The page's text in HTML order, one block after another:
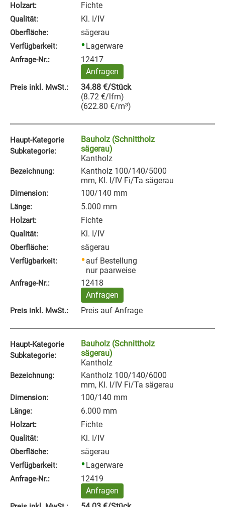
Holzart: Fichte
Qualität: Kl. I/IV
Oberfläche: sägerau
Verfügbarkeit: Lagerware
Anfrage‑Nr.:
12417
Anfragen
Preis inkl. MwSt.: 34.88 €/Stück
(8.72 €/lfm)
(622.80 €/m³)
Haupt-Kategorie
Subkategorie:
Bauholz (Schnittholz
sägerau)
Kantholz
Bezeichnung:
Kantholz 100/140/5000
mm, Kl. I/IV Fi/Ta sägerau
Dimension: 100/140 mm
Länge: 5.000 mm
Holzart: Fichte
Qualität: Kl. I/IV
Oberfläche: sägerau
Verfügbarkeit:
auf Bestellung
nur paarweise
Anfrage‑Nr.:
12418
Anfragen
Preis inkl. MwSt.: Preis auf Anfrage
Haupt-Kategorie
Subkategorie:
Bauholz (Schnittholz
sägerau)
Kantholz
Bezeichnung:
Kantholz 100/140/6000
mm, Kl. I/IV Fi/Ta sägerau
Dimension: 100/140 mm
Länge: 6.000 mm
Holzart: Fichte
Qualität: Kl. I/IV
Oberfläche: sägerau
Verfügbarkeit: Lagerware
Anfrage‑Nr.:
12419
Anfragen